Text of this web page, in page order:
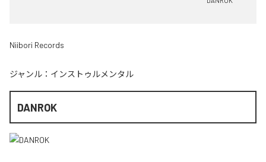
Niibori Records
ジャンル： インストゥルメンタル
DANROK